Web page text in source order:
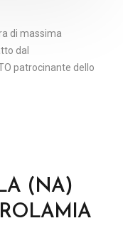
di massima
dal
patrocinante dello
(NA)